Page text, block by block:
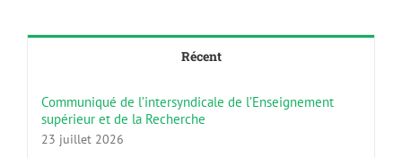
Récent
Communiqué de l’intersyndicale de l’Enseignement
supérieur et de la Recherche
23 juillet 2026